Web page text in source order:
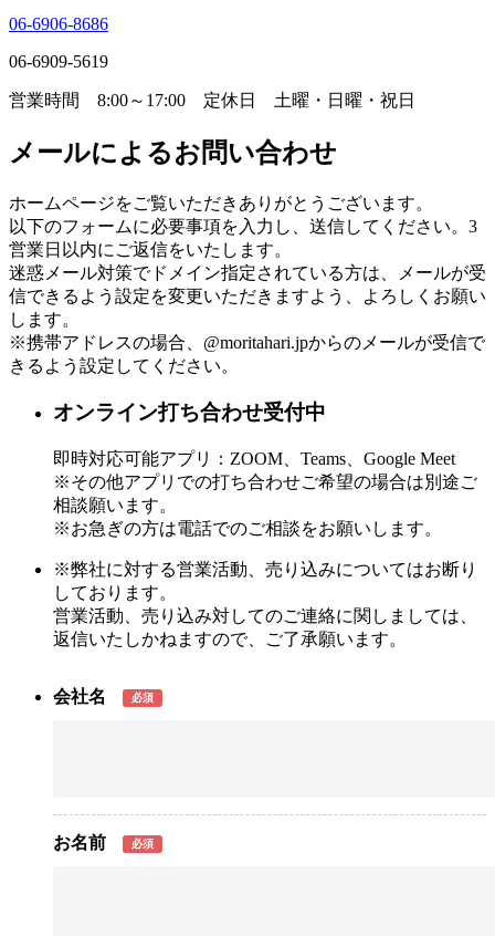
06-6906-8686
06-6909-5619
営業時間 8:00～17:00 定休日 土曜・日曜・祝日
メールによるお問い合わせ
ホームページをご覧いただきありがとうございます。
以下のフォームに必要事項を入力し、送信してください。3
営業日以内にご返信をいたします。
迷惑メール対策でドメイン指定されている方は、メールが受
信できるよう設定を変更いただきますよう、よろしくお願い
します。
※携帯アドレスの場合、@moritahari.jpからのメールが受信で
きるよう設定してください。
オンライン打ち合わせ受付中
即時対応可能アプリ：ZOOM、Teams、Google Meet
※その他アプリでの打ち合わせご希望の場合は別途ご
相談願います。
※お急ぎの方は電話でのご相談をお願いします。
※弊社に対する営業活動、売り込みについてはお断り
しております。
営業活動、売り込み対してのご連絡に関しましては、
返信いたしかねますので、ご了承願います。
会社名 必須
お名前 必須